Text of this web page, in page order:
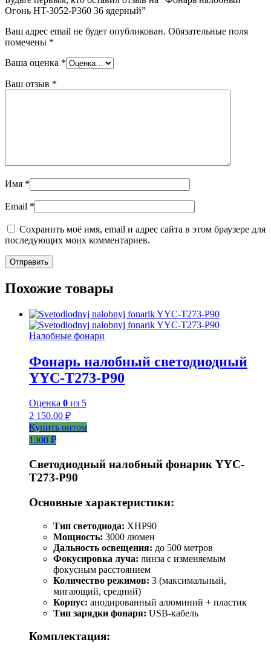
Огонь HT-3052-P360 36 ядерный”
Ваш адрес email не будет опубликован. Обязательные поля
помечены *
Ваша оценка *
Ваш отзыв *
Имя *
Email *
Сохранить моё имя, email и адрес сайта в этом браузере для
последующих моих комментариев.
Похожие товары
Налобные фонари
Фонарь налобный светодиодный
YYC-T273-P90
Оценка 0 из 5
2 150.00 ₽
Купить оптом
1300 ₽
Светодиодный налобный фонарик YYC-
T273-P90
Основные характеристики:
Тип светодиода: XHP90
Мощность: 3000 люмен
Дальность освещения: до 500 метров
Фокусировка луча: линза с изменяемым
фокусным расстоянием
Количество режимов: 3 (максимальный,
мигающий, средний)
Корпус: анодированный алюминий + пластик
Тип зарядки фонаря: USB-кабель
Комплектация: